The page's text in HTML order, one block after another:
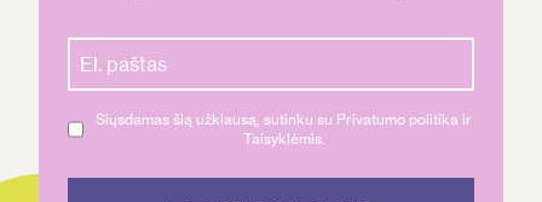
Siųsdamas šią užklausą, sutinku su Privatumo politika ir
Taisyklėmis.